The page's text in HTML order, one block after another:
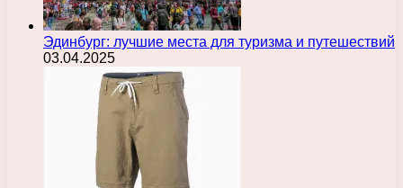
Эдинбург: лучшие места для туризма и путешествий
03.04.2025